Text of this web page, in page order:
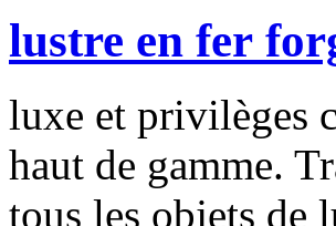
lustre en fer
luxe et privilèges
haut de gamme.
tous les objets de